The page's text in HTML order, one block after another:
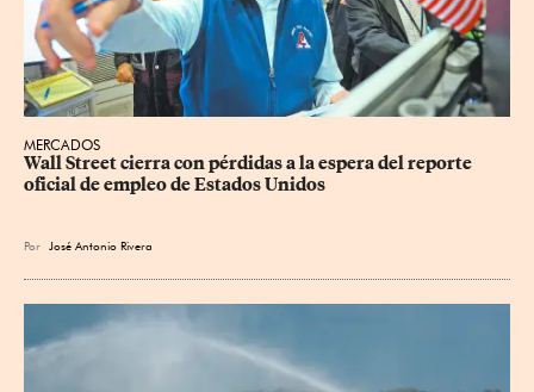
MERCADOS
Wall Street cierra con pérdidas a la espera del reporte
oficial de empleo de Estados Unidos
Por José Antonio Rivera